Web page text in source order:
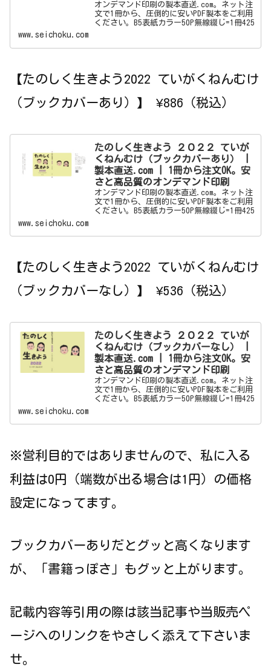
オンデマンド印刷の製本直送.com。ネット注
文で1冊から、圧倒的に安いPDF製本をご利用
ください。B5表紙カラー50P無線綴じ=1冊425
www.seichoku.com
【たのしく生きよう2022 ていがくねんむけ
（ブックカバーあり）】 ¥886（税込）
たのしく生きよう ２０２２ ていが
くねんむけ（ブックカバーあり） |
製本直送.com | 1冊から注文OK。安
さと高品質のオンデマンド印刷
オンデマンド印刷の製本直送.com。ネット注
文で1冊から、圧倒的に安いPDF製本をご利用
ください。B5表紙カラー50P無線綴じ=1冊425
www.seichoku.com
【たのしく生きよう2022 ていがくねんむけ
（ブックカバーなし）】 ¥536（税込）
たのしく生きよう ２０２２ ていが
くねんむけ（ブックカバーなし） |
製本直送.com | 1冊から注文OK。安
さと高品質のオンデマンド印刷
オンデマンド印刷の製本直送.com。ネット注
文で1冊から、圧倒的に安いPDF製本をご利用
ください。B5表紙カラー50P無線綴じ=1冊425
www.seichoku.com
※営利目的ではありませんので、私に入る
利益は0円（端数が出る場合は1円）の価格
設定になってます。
ブックカバーありだとグッと高くなります
が、「書籍っぽさ」もグッと上がります。
記載内容等引用の際は該当記事や当販売ペ
ージへのリンクをやさしく添えて下さいま
せ。